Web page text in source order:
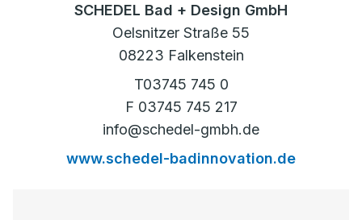
SCHEDEL Bad + Design GmbH
Oelsnitzer Straße 55
08223 Falkenstein
T03745 745 0
F 03745 745 217
info@schedel-gmbh.de
www.schedel-badinnovation.de